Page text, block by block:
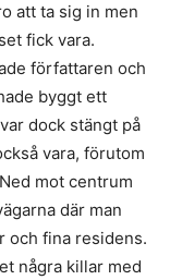
att ta sig in men
fick vara.
författaren och
byggt ett
dock stängt på
vara, förutom
mot centrum
där man
och fina residens.
några killar med